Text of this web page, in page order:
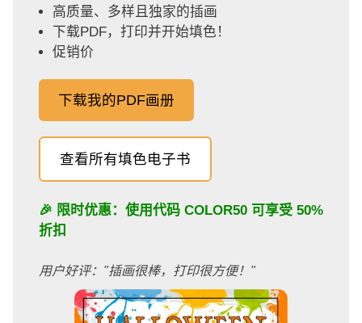
高质量、多样且独家的插画
下载PDF，打印并开始填色！
促销价
下载我的PDF画册
查看所有填色电子书
🎉 限时优惠：使用代码 COLOR50 可享受 50%
折扣
用户好评："插画很棒，打印很方便！"